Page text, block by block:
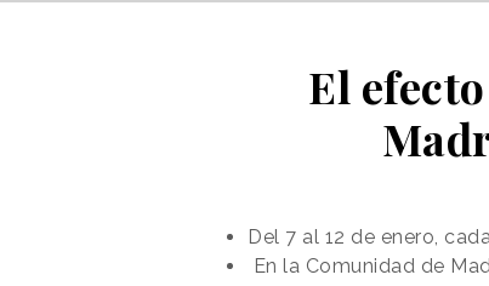
El
Del 7 al 12 de enero,
En la Comunidad de